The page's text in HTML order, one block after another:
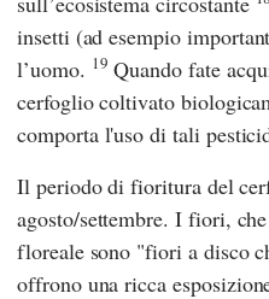
insetti (ad esempio
l’uomo. 19 Quando fate
cerfoglio coltivato
comporta l'uso di tali
Il periodo di fioritura del
agosto/settembre. I fiori,
floreale sono "fiori a disco
offrono una ricca